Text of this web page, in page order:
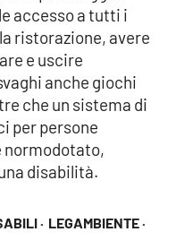
· LEGAMBIENTE ·
accesso a tutti i
ristorazione, avere
e uscire
anche giochi
che un sistema di
per persone
normodotato,
disabilità.